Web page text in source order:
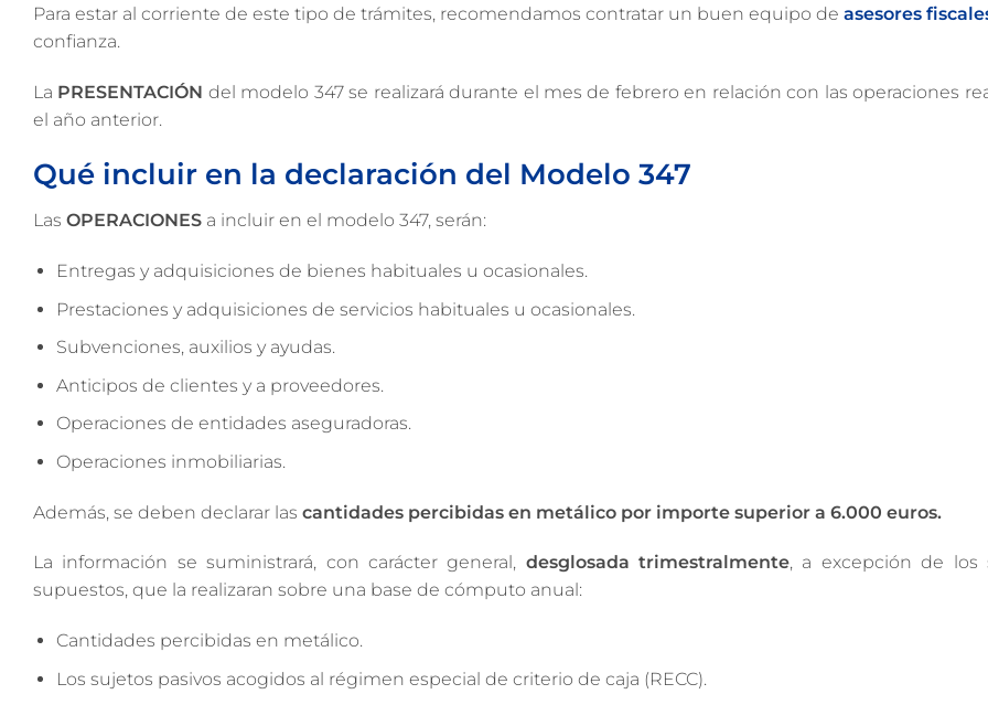
Para estar al corriente de este tipo de trámites, recomendamos contratar un buen equipo de asesores
confianza.
La PRESENTACIÓN del modelo 347 se realizará durante el mes de febrero en relación con las operaciones
el año anterior.
Qué incluir en la declaración del Modelo 347
Las OPERACIONES a incluir en el modelo 347, serán:
Entregas y adquisiciones de bienes habituales u ocasionales.
Prestaciones y adquisiciones de servicios habituales u ocasionales.
Subvenciones, auxilios y ayudas.
Anticipos de clientes y a proveedores.
Operaciones de entidades aseguradoras.
Operaciones inmobiliarias.
Además, se deben declarar las cantidades percibidas en metálico por importe superior a 6.000 euros.
La información se suministrará, con carácter general, desglosada trimestralmente, a excepción de los
supuestos, que la realizaran sobre una base de cómputo anual:
Cantidades percibidas en metálico.
Los sujetos pasivos acogidos al régimen especial de criterio de caja (RECC).